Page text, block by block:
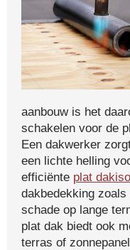
aanbouw is het
schakelen voor de
Een dakwerker
een lichte helling
efficiënte plat
dakbedekking zoals
schade op lange
plat dak biedt ook
terras of